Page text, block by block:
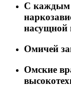
C каждым
насущной
Омичей
Омские